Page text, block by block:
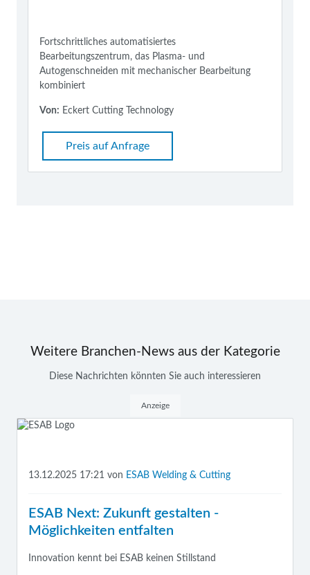
Fortschrittliches automatisiertes
Bearbeitungszentrum, das Plasma- und
Autogenschneiden mit mechanischer Bearbeitung
kombiniert
Von: Eckert Cutting Technology
Preis auf Anfrage
Weitere Branchen-News aus der Kategorie
Diese Nachrichten könnten Sie auch interessieren
Anzeige
13.12.2025 17:21 von ESAB Welding & Cutting
ESAB Next: Zukunft gestalten -
Möglichkeiten entfalten
Innovation kennt bei ESAB keinen Stillstand